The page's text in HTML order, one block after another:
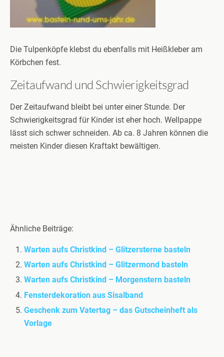
Die Tulpenköpfe klebst du ebenfalls mit Heißkleber am
Körbchen fest.
Zeitaufwand und Schwierigkeitsgrad
Der Zeitaufwand bleibt bei unter einer Stunde. Der
Schwierigkeitsgrad für Kinder ist eher hoch. Wellpappe
lässt sich schwer schneiden. Ab ca. 8 Jahren können die
meisten Kinder diesen Kraftakt bewältigen.
Ähnliche Beiträge:
Warten aufs Christkind – Glitzersterne basteln
Warten aufs Christkind – Glitzermond basteln
Warten aufs Christkind – Morgenstern basteln
Fensterdekoration aus Sisalband
Geschenk zum Vatertag – das Gutscheinheft als
Vorlage